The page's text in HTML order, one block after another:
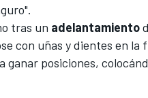
tras un adelantamiento
con uñas y dientes en
ganar posiciones,